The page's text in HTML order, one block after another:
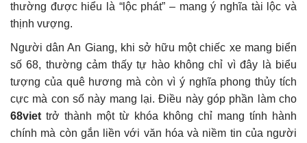
thường được hiểu là “lộc phát” – mang ý nghĩa tài lộc và
thịnh vượng.
Người dân An Giang, khi sở hữu một chiếc xe mang biển
số 68, thường cảm thấy tự hào không chỉ vì đây là biểu
tượng của quê hương mà còn vì ý nghĩa phong thủy tích
cực mà con số này mang lại. Điều này góp phần làm cho
68viet trở thành một từ khóa không chỉ mang tính hành
chính mà còn gắn liền với văn hóa và niềm tin của người